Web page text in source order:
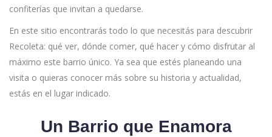
confiterías que invitan a quedarse.
En este sitio encontrarás todo lo que necesitás para descubrir
Recoleta: qué ver, dónde comer, qué hacer y cómo disfrutar al
máximo este barrio único. Ya sea que estés planeando una
visita o quieras conocer más sobre su historia y actualidad,
estás en el lugar indicado.
Un Barrio que Enamora